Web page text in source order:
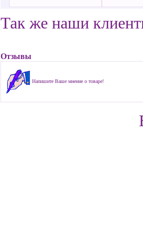
Так же наши
Отзывы
Напишите Ваше мнение о товаре!